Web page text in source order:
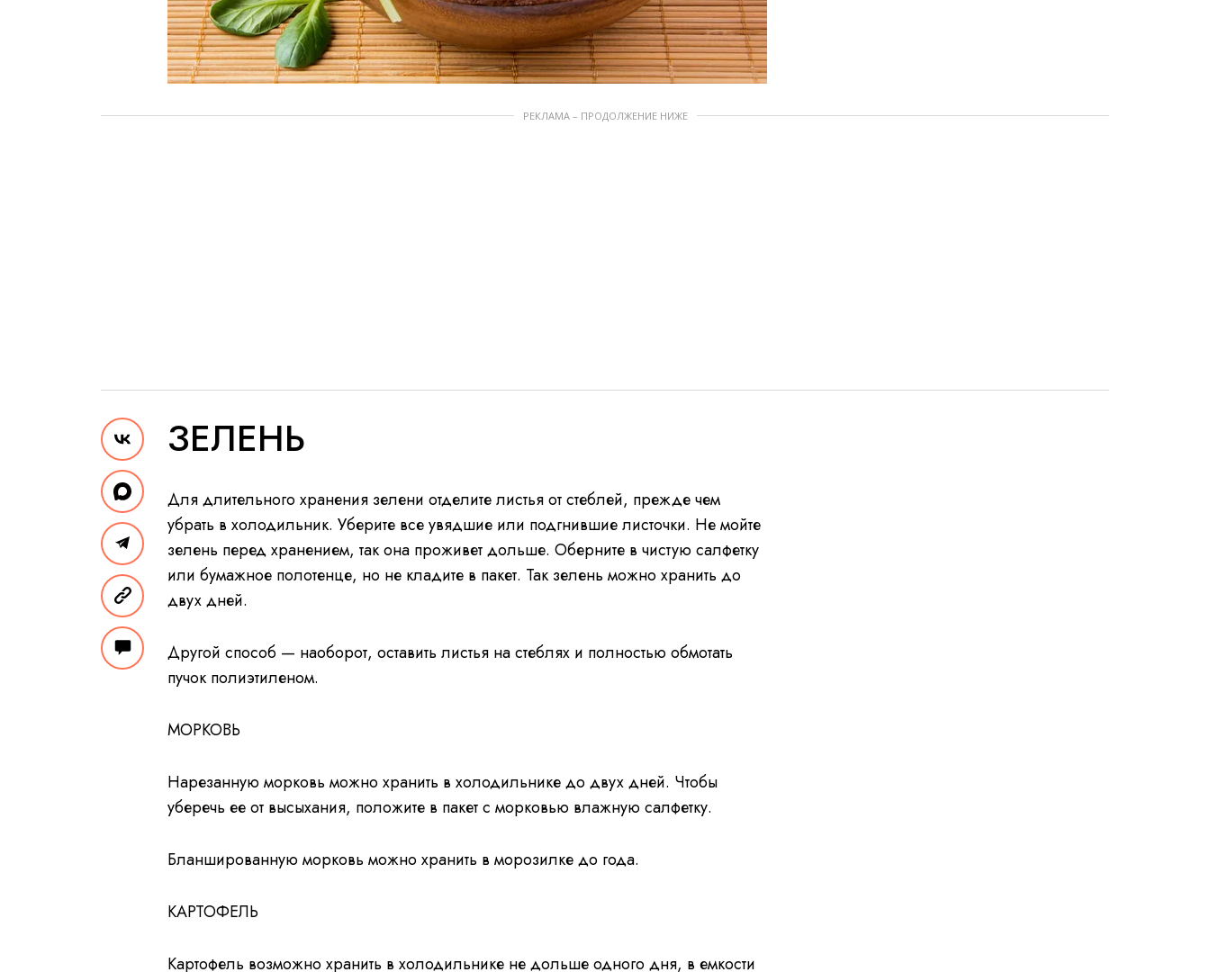
РЕКЛАМА – ПРОДОЛЖЕНИЕ НИЖЕ
ЗЕЛЕНЬ
Для длительного хранения зелени отделите листья от стеблей, прежде чем
убрать в холодильник. Уберите все увядшие или подгнившие листочки. Не мойте
зелень перед хранением, так она проживет дольше. Оберните в чистую салфетку
или бумажное полотенце, но не кладите в пакет. Так зелень можно хранить до
двух дней.
Другой способ — наоборот, оставить листья на стеблях и полностью обмотать
пучок полиэтиленом.
МОРКОВЬ
Нарезанную морковь можно хранить в холодильнике до двух дней. Чтобы
уберечь ее от высыхания, положите в пакет с морковью влажную салфетку.
Бланшированную морковь можно хранить в морозилке до года.
КАРТОФЕЛЬ
Картофель возможно хранить в холодильнике не дольше одного дня, в емкости